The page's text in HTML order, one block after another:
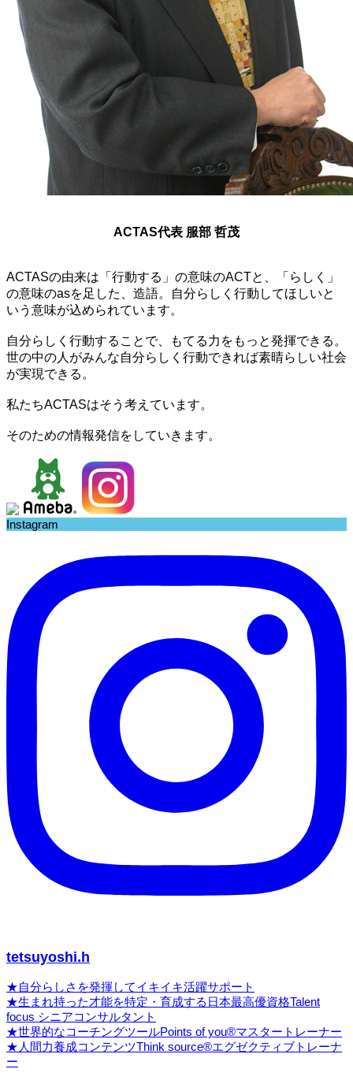
ACTAS代表 服部 哲茂
ACTASの由来は「行動する」の意味のACTと、「らしく」
の意味のasを足した、造語。自分らしく行動してほしいと
いう意味が込められています。
自分らしく行動することで、もてる力をもっと発揮できる。
世の中の人がみんな自分らしく行動できれば素晴らしい社会
が実現できる。
私たちACTASはそう考えています。
そのための情報発信をしていきます。
Instagram
tetsuyoshi.h
★自分らしさを発揮してイキイキ活躍サポート
★生まれ持った才能を特定・育成する日本最高優資格Talent
focus シニアコンサルタント
★世界的なコーチングツールPoints of you®マスタートレーナー
★人間力養成コンテンツThink source®エグゼクティブトレーナ
ー